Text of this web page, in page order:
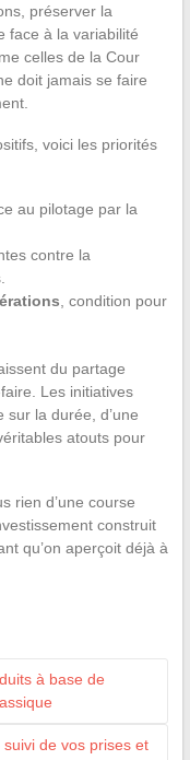
préserver la
face à la variabilité
celles de la Cour
doit jamais se faire
voici les priorités
au pilotage par la
contre la
, condition pour
du partage
Les initiatives
sur la durée, d’une
atouts pour
rien d’une course
construit
qu’on aperçoit déjà à
à base de
de vos prises et